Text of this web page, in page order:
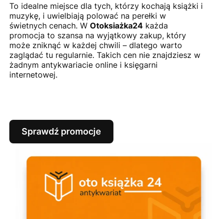
To idealne miejsce dla tych, którzy kochają książki i
muzykę, i uwielbiają polować na perełki w
świetnych cenach. W Otoksiażka24każda
promocja to szansa na wyjątkowy zakup, który
może zniknąć w każdej chwili – dlatego warto
zaglądać tu regularnie. Takich cen nie znajdziesz w
żadnym antykwariacie online i księgarni
internetowej.
Sprawdź promocje